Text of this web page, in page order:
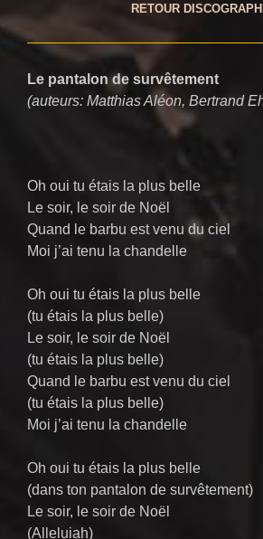
RETOUR
Le pantalon de survêtement
(auteurs: Matthias Aléon, Bertrand
Oh oui tu étais la plus belle
Le soir, le soir de Noël
Quand le barbu est venu du ciel
Moi j’ai tenu la chandelle
Oh oui tu étais la plus belle
(tu étais la plus belle)
Le soir, le soir de Noël
(tu étais la plus belle)
Quand le barbu est venu du ciel
(tu étais la plus belle)
Moi j’ai tenu la chandelle
Oh oui tu étais la plus belle
(dans ton pantalon de survêtement)
Le soir, le soir de Noël
(Alleluiah)